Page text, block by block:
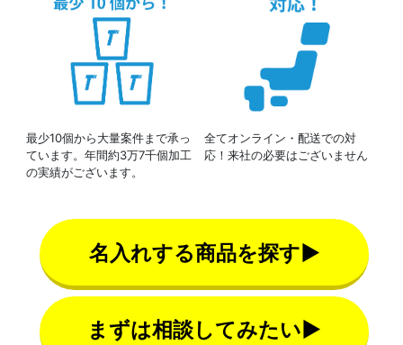
最少10個から大量案件まで承っ
ています。年間約3万7千個加工
の実績がございます。
全てオンライン・配送での対
応！来社の必要はございません
名入れする商品を探す▶
まずは相談してみたい▶